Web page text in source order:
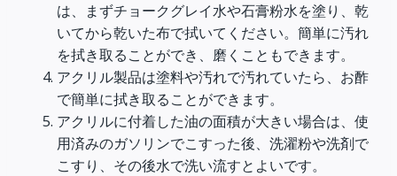
は、まずチョークグレイ水や石膏粉水を塗り、乾
いてから乾いた布で拭いてください。簡単に汚れ
を拭き取ることができ、磨くこともできます。
アクリル製品は塗料や汚れで汚れていたら、お酢
で簡単に拭き取ることができます。
アクリルに付着した油の面積が大きい場合は、使
用済みのガソリンでこすった後、洗濯粉や洗剤で
こすり、その後水で洗い流すとよいです。